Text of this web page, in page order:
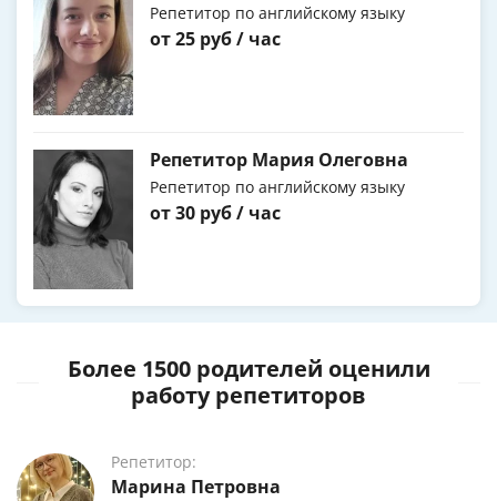
Репетитор по английскому языку
от 25 руб / час
Репетитор Мария Олеговна
Репетитор по английскому языку
от 30 руб / час
Более 1500 родителей оценили
работу репетиторов
Репетитор:
Марина Петровна